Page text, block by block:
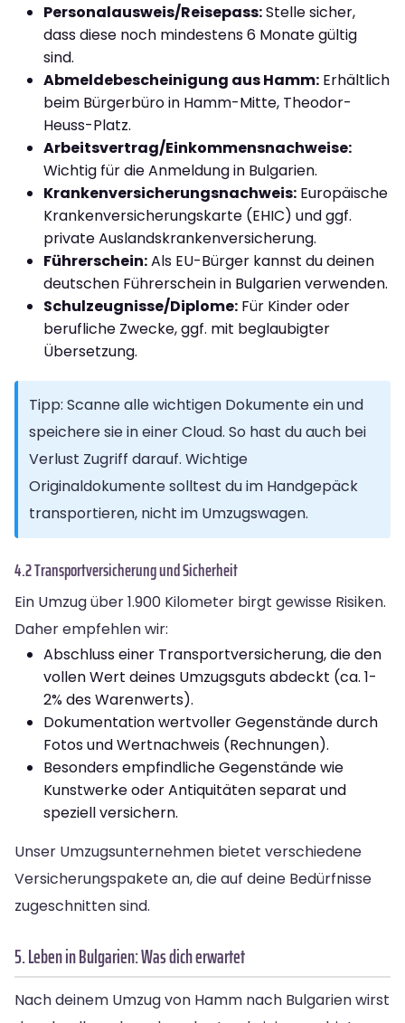
Personalausweis/Reisepass:Stelle sicher,
dass diese noch mindestens 6 Monate gültig
sind.
Abmeldebescheinigung aus Hamm: Erhältlich
beim Bürgerbüro in Hamm-Mitte, Theodor-
Heuss-Platz.
Arbeitsvertrag/Einkommensnachweise:
Wichtig für die Anmeldung in Bulgarien.
Krankenversicherungsnachweis: Europäische
Krankenversicherungskarte (EHIC) und ggf.
private Auslandskrankenversicherung.
Führerschein:Als EU-Bürger kannst du deinen
deutschen Führerschein in Bulgarien verwenden.
Schulzeugnisse/Diplome: Für Kinder oder
berufliche Zwecke, ggf. mit beglaubigter
Übersetzung.
Tipp: Scanne alle wichtigen Dokumente ein und
speichere sie in einer Cloud. So hast du auch bei
Verlust Zugriff darauf. Wichtige
Originaldokumente solltest du im Handgepäck
transportieren, nicht im Umzugswagen.
4.2 Transportversicherung und Sicherheit
Ein Umzug über 1.900 Kilometer birgt gewisse Risiken.
Daher empfehlen wir:
Abschluss einer Transportversicherung, die den
vollen Wert deines Umzugsguts abdeckt (ca. 1-
2% des Warenwerts).
Dokumentation wertvoller Gegenstände durch
Fotos und Wertnachweis (Rechnungen).
Besonders empfindliche Gegenstände wie
Kunstwerke oder Antiquitäten separat und
speziell versichern.
Unser Umzugsunternehmen bietet verschiedene
Versicherungspakete an, die auf deine Bedürfnisse
zugeschnitten sind.
5. Leben in Bulgarien: Was dich erwartet
Nach deinem Umzug von Hamm nach Bulgarien wirst